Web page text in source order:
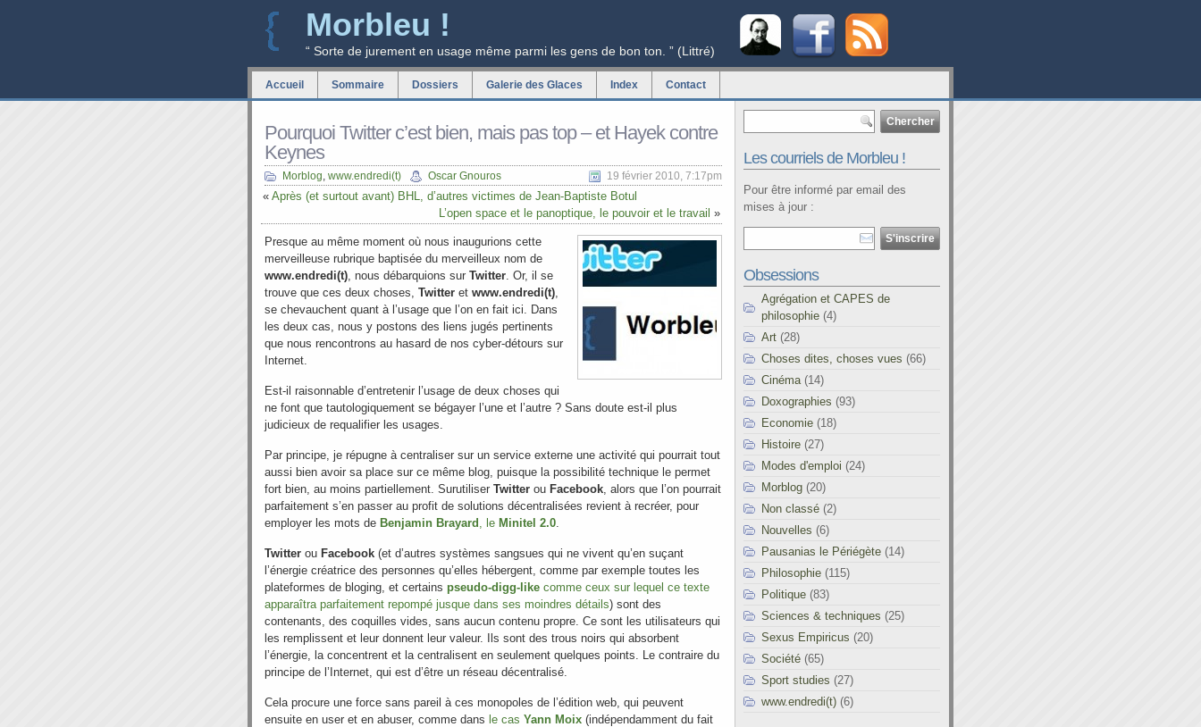
Morbleu !
“ Sorte de jurement en usage même parmi les gens de bon ton. ” (Littré)
Accueil Sommaire Dossiers Galerie des Glaces Index Contact
Pourquoi Twitter c’est bien, mais pas top – et Hayek contre
Keynes
Morblog, www.endredi(t) Oscar Gnouros 19 février 2010, 7:17pm
« Après (et surtout avant) BHL, d’autres victimes de Jean-Baptiste Botul
L’open space et le panoptique, le pouvoir et le travail »
Presque au même moment où nous inaugurions cette
merveilleuse rubrique baptisée du merveilleux nom de
www.endredi(t), nous débarquions sur Twitter. Or, il se
trouve que ces deux choses, Twitter et www.endredi(t),
se chevauchent quant à l’usage que l’on en fait ici. Dans
les deux cas, nous y postons des liens jugés pertinents
que nous rencontrons au hasard de nos cyber-détours sur
Internet.
Est-il raisonnable d’entretenir l’usage de deux choses qui
ne font que tautologiquement se bégayer l’une et l’autre ? Sans doute est-il plus
judicieux de requalifier les usages.
Par principe, je répugne à centraliser sur un service externe une activité qui pourrait tout
aussi bien avoir sa place sur ce même blog, puisque la possibilité technique le permet
fort bien, au moins partiellement. Surutiliser Twitter ou Facebook, alors que l’on pourrait
parfaitement s’en passer au profit de solutions décentralisées revient à recréer, pour
employer les mots de Benjamin Brayard , le Minitel 2.0.
Twitter ou Facebook (et d’autres systèmes sangsues qui ne vivent qu’en suçant
l’énergie créatrice des personnes qu’elles hébergent, comme par exemple toutes les
plateformes de bloging, et certains pseudo-digg-like comme ceux sur lequel ce texte
apparaîtra parfaitement repompé jusque dans ses moindres détails) sont des
contenants, des coquilles vides, sans aucun contenu propre. Ce sont les utilisateurs qui
les remplissent et leur donnent leur valeur. Ils sont des trous noirs qui absorbent
l’énergie, la concentrent et la centralisent en seulement quelques points. Le contraire du
principe de l’Internet, qui est d’être un réseau décentralisé.
Cela procure une force sans pareil à ces monopoles de l’édition web, qui peuvent
ensuite en user et en abuser, comme dans le cas Yann Moix (indépendamment du fait
Les courriels de Morbleu !
Pour être informé par email des
mises à jour :
Obsessions
Agrégation et CAPES de
philosophie (4)
Art (28)
Choses dites, choses vues (66)
Cinéma (14)
Doxographies (93)
Economie (18)
Histoire (27)
Modes d'emploi (24)
Morblog (20)
Non classé (2)
Nouvelles (6)
Pausanias le Périégète (14)
Philosophie (115)
Politique (83)
Sciences & techniques (25)
Sexus Empiricus (20)
Société (65)
Sport studies (27)
www.endredi(t) (6)